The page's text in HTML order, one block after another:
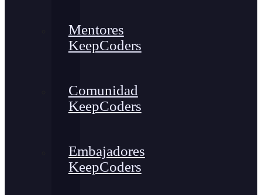
Mentores
KeepCoders
Comunidad
KeepCoders
Embajadores
KeepCoders